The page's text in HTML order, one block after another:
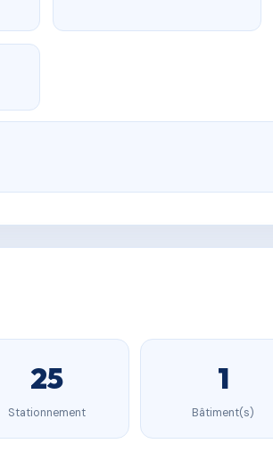
25
Stationnement
1
Bâtiment(s)